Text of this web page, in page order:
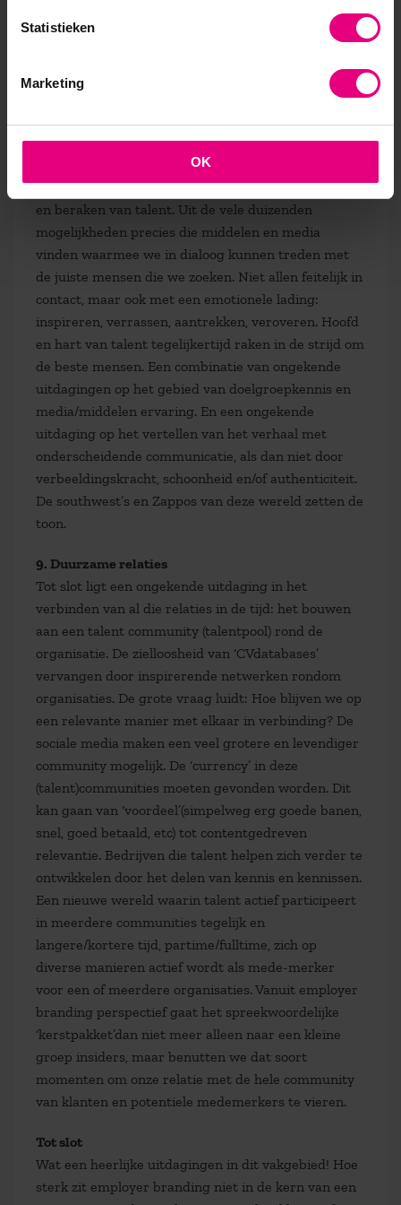
Statistieken
Marketing
OK
Binnen beginnen, buiten winnen! Van deze tijd, en
komende jaren kunnen maken in deze grillige
8. Beter verbinden
In deze wereld van overvloed aan informatie ligt ook
een ongekende uitdaging in het simpelweg bereiken
en beraken van talent. Uit de vele duizenden
mogelijkheden precies die middelen en media
vinden waarmee we in dialoog kunnen treden met
de juiste mensen die we zoeken. Niet allen feitelijk in
contact, maar ook met een emotionele lading:
inspireren, verrassen, aantrekken, veroveren. Hoofd
en hart van talent tegelijkertijd raken in de strijd om
de beste mensen. Een combinatie van ongekende
uitdagingen op het gebied van doelgroepkennis en
media/middelen ervaring. En een ongekende
uitdaging op het vertellen van het verhaal met
onderscheidende communicatie, als dan niet door
verbeeldingskracht, schoonheid en/of authenticiteit.
De southwest’s en Zappos van deze wereld zetten de
toon.
9. Duurzame relaties
Tot slot ligt een ongekende uitdaging in het
verbinden van al die relaties in de tijd: het bouwen
aan een talent community (talentpool) rond de
organisatie. De zielloosheid van ‘CVdatabases’
vervangen door inspirerende netwerken rondom
organisaties. De grote vraag luidt: Hoe blijven we op
een relevante manier met elkaar in verbinding? De
sociale media maken een veel grotere en levendiger
community mogelijk. De ‘currency’ in deze
(talent)communities moeten gevonden worden. Dit
kan gaan van ‘voordeel’(simpelweg erg goede banen,
snel, goed betaald, etc) tot contentgedreven
relevantie. Bedrijven die talent helpen zich verder te
ontwikkelen door het delen van kennis en kennissen.
Een nieuwe wereld waarin talent actief participeert
in meerdere communities tegelijk en
langere/kortere tijd, partime/fulltime, zich op
diverse manieren actief wordt als mede-merker
voor een of meerdere organisaties. Vanuit employer
branding perspectief gaat het spreekwoordelijke
‘kerstpakket’dan niet meer alleen naar een kleine
groep insiders, maar benutten we dat soort
momenten om onze relatie met de hele community
van klanten en potentiele medemerkers te vieren.
Tot slot
Wat een heerlijke uitdagingen in dit vakgebied! Hoe
sterk zit employer branding niet in de kern van een